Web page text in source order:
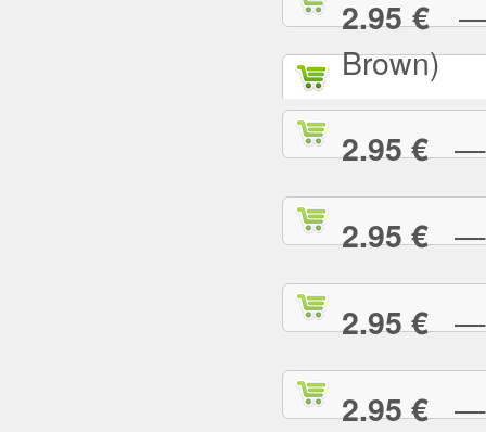
2.95 €—
Brown)
2.95 €—
2.95 €—
2.95 €—
2.95 €—